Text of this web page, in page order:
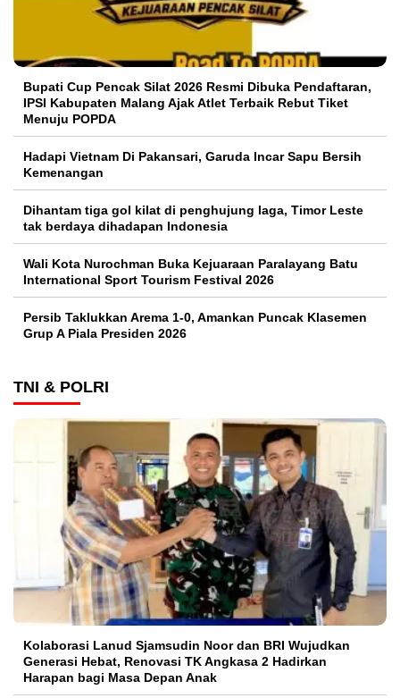
Bupati Cup Pencak Silat 2026 Resmi Dibuka Pendaftaran,
IPSI Kabupaten Malang Ajak Atlet Terbaik Rebut Tiket
Menuju POPDA
Hadapi Vietnam Di Pakansari, Garuda Incar Sapu Bersih
Kemenangan
Dihantam tiga gol kilat di penghujung laga, Timor Leste
tak berdaya dihadapan Indonesia
Wali Kota Nurochman Buka Kejuaraan Paralayang Batu
International Sport Tourism Festival 2026
Persib Taklukkan Arema 1-0, Amankan Puncak Klasemen
Grup A Piala Presiden 2026
TNI & POLRI
Kolaborasi Lanud Sjamsudin Noor dan BRI Wujudkan
Generasi Hebat, Renovasi TK Angkasa 2 Hadirkan
Harapan bagi Masa Depan Anak